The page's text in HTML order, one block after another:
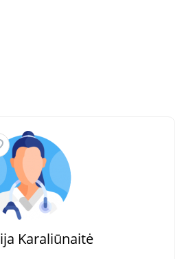
Karaliūnaitė